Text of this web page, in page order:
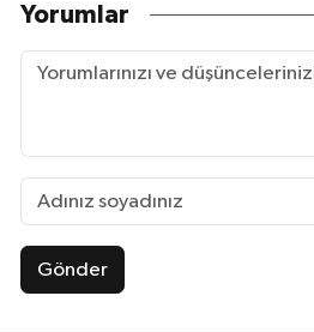
Yorumlar
Gönder